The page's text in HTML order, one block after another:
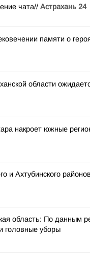
чата// Астрахань 24
памяти о
области
накроет южные
и Ахтубинского
область: По данным
головные уборы